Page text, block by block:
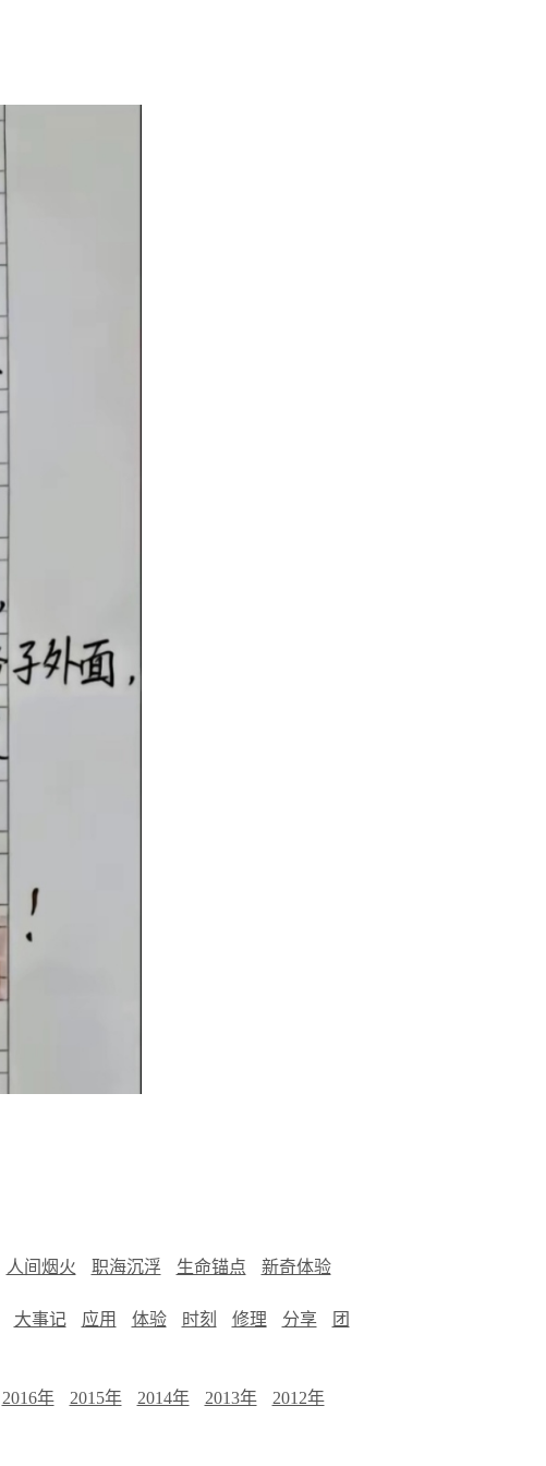
人间烟火 职海沉浮 生命锚点
新奇体验
大事记 应用 体验 时刻 修理 分享
团
2016年 2015年 2014年 2013年
2012年